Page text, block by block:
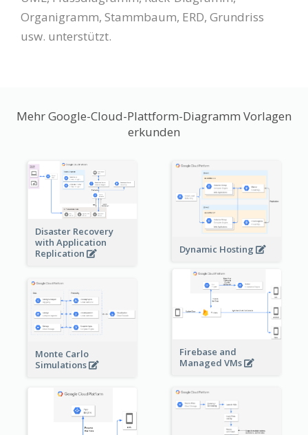
Organigramm, Stammbaum, ERD, Grundriss
usw. unterstützt.
Mehr Google-Cloud-Plattform-Diagramm Vorlagen
erkunden
Disaster Recovery
with Application
Replication
Dynamic Hosting
Firebase and
Managed VMs
Monte Carlo
Simulations